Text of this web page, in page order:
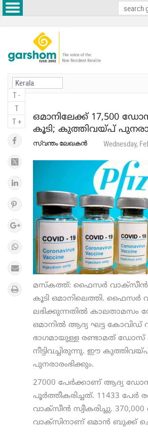
T -
T
T +
ഒമാനിലേക്ക് 17,500
കൂടി; കുത്തിവയ്പ്
സ്വന്തം ലേഖകന്‍ Wednesday,
മസ്‌കത്ത്: ഫൈസര്‍ വാക്സീന്‍
കൂടി ഒമാനിലെത്തി. ഫൈസര്‍
ലഭിക്കുന്നതില്‍ കാലതാമസം
ഒമാനില്‍ ആദ്യ ഘട്ട കോവിഡ്
ഭാഗമായുള്ള രണ്ടാമത്
നീട്ടിവച്ചിരുന്നു. ഈ
പുനരാരംഭിക്കും.
27000 പേര്‍ക്കാണ് ആദ്യ
പൂര്‍ത്തീകരിച്ചത്. 11433
വാക്സീന്‍ സ്വീകരിച്ചു.
വാക്സിനാണ് ഒമാന്‍ ബുക്ക്